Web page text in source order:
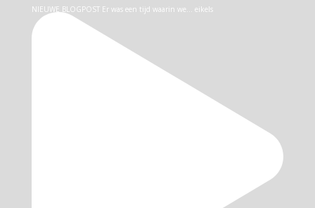
NIEUWE BLOGPOST Er was een tijd waarin we… eikels